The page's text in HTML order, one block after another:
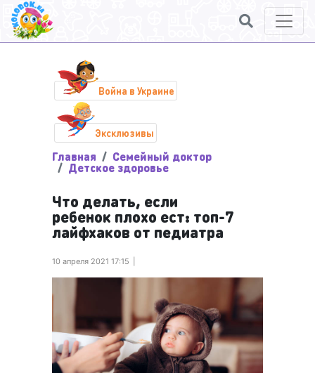
Война в Украине
Эксклюзивы
Главная Семейный доктор
Детское здоровье
Что делать, если
ребенок плохо ест: топ-7
лайфхаков от педиатра
10 апреля 2021 17:15